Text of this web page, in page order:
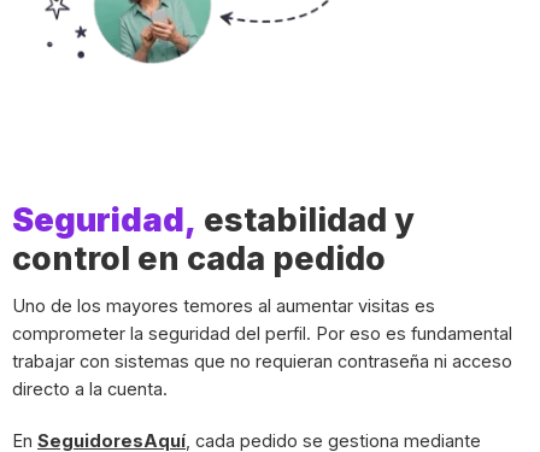
Seguridad, estabilidad y
control en cada pedido
Uno de los mayores temores al aumentar visitas es
comprometer la seguridad del perfil. Por eso es fundamental
trabajar con sistemas que no requieran contraseña ni acceso
directo a la cuenta.
En SeguidoresAquí , cada pedido se gestiona mediante